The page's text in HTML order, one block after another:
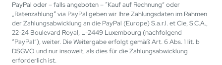
PayPal oder – falls angeboten – “Kauf auf Rechnung” oder
„Ratenzahlung“ via PayPal geben wir Ihre Zahlungsdaten im Rahmen
der Zahlungsabwicklung an die PayPal (Europe) S.a.r.l. et Cie, S.C.A.,
22-24 Boulevard Royal, L-2449 Luxembourg (nachfolgend
“PayPal”), weiter. Die Weitergabe erfolgt gemäß Art. 6 Abs. 1 lit. b
DSGVO und nur insoweit, als dies für die Zahlungsabwicklung
erforderlich ist.